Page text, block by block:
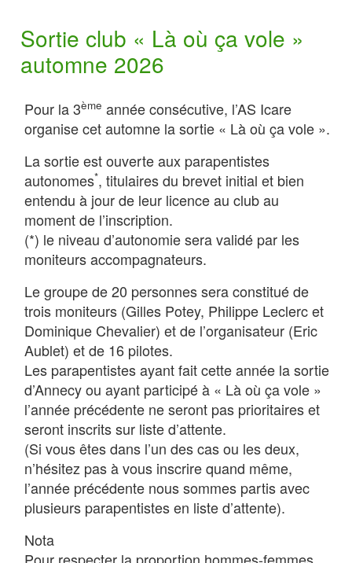
Sortie club « Là où ça vole »
automne 2026
Pour la 3ème année consécutive, l’AS Icare
organise cet automne la sortie « Là où ça vole ».
La sortie est ouverte aux parapentistes
autonomes*, titulaires du brevet initial et bien
entendu à jour de leur licence au club au
moment de l’inscription.
(*) le niveau d’autonomie sera validé par les
moniteurs accompagnateurs.
Le groupe de 20 personnes sera constitué de
trois moniteurs (Gilles Potey, Philippe Leclerc et
Dominique Chevalier) et de l’organisateur (Eric
Aublet) et de 16 pilotes.
Les parapentistes ayant fait cette année la sortie
d’Annecy ou ayant participé à « Là où ça vole »
l’année précédente ne seront pas prioritaires et
seront inscrits sur liste d’attente.
(Si vous êtes dans l’un des cas ou les deux,
n’hésitez pas à vous inscrire quand même,
l’année précédente nous sommes partis avec
plusieurs parapentistes en liste d’attente).
Nota